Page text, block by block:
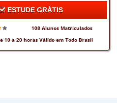
ESTUDE GRÁTIS
108 Alunos Matriculados
10 a 20 horas Válido em Todo Brasil